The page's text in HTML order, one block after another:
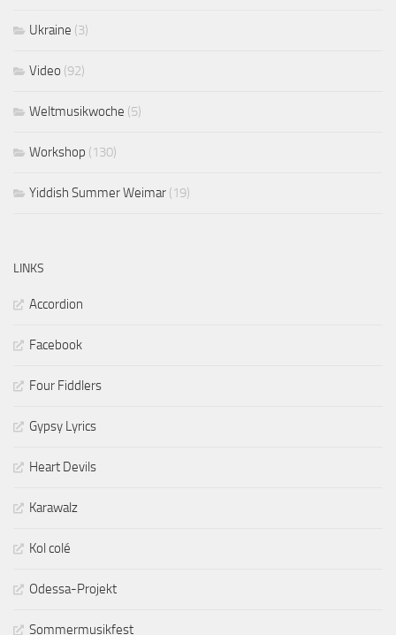
Ukraine (3)
Video (92)
Weltmusikwoche (5)
Workshop (130)
Yiddish Summer Weimar (19)
LINKS
Accordion
Facebook
Four Fiddlers
Gypsy Lyrics
Heart Devils
Karawalz
Kol colé
Odessa-Projekt
Sommermusikfest